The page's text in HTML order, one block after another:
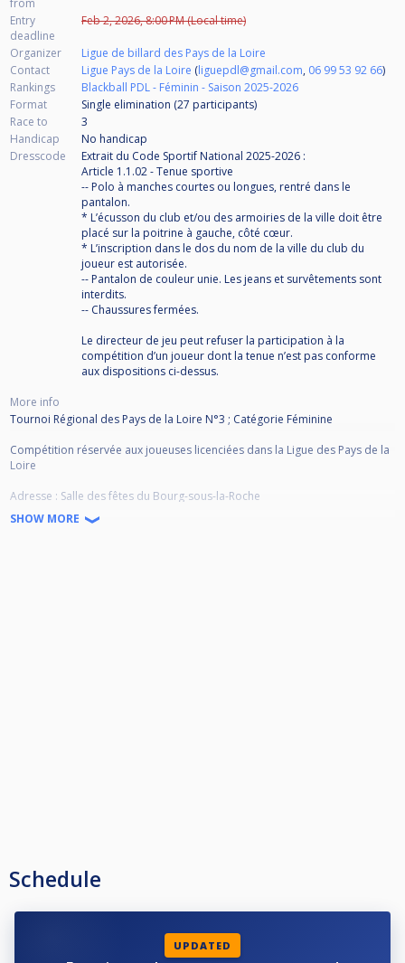
from
Entry
deadline
Feb 2, 2026, 8:00 PM (Local time)
Organizer
Ligue de billard des Pays de la Loire
Contact
Ligue Pays de la Loire (liguepdl@gmail.com, 06 99 53 92 66)
Rankings
Blackball PDL - Féminin - Saison 2025-2026
Format
Single elimination (27 participants)
Race to
3
Handicap
No handicap
Dresscode
Extrait du Code Sportif National 2025-2026 :
Article 1.1.02 - Tenue sportive
-- Polo à manches courtes ou longues, rentré dans le
pantalon.
* L’écusson du club et/ou des armoiries de la ville doit être
placé sur la poitrine à gauche, côté cœur.
* L’inscription dans le dos du nom de la ville du club du
joueur est autorisée.
-- Pantalon de couleur unie. Les jeans et survêtements sont
interdits.
-- Chaussures fermées.
Le directeur de jeu peut refuser la participation à la
compétition d’un joueur dont la tenue n’est pas conforme
aux dispositions ci-dessus.
More info
Tournoi Régional des Pays de la Loire N°3 ; Catégorie Féminine
Compétition réservée aux joueuses licenciées dans la Ligue des Pays de la
Loire
Adresse : Salle des fêtes du Bourg-sous-la-Roche
Chemin de la Giraudière
85000 La Roche sur Yon
SHOW MORE
Schedule
UPDATED